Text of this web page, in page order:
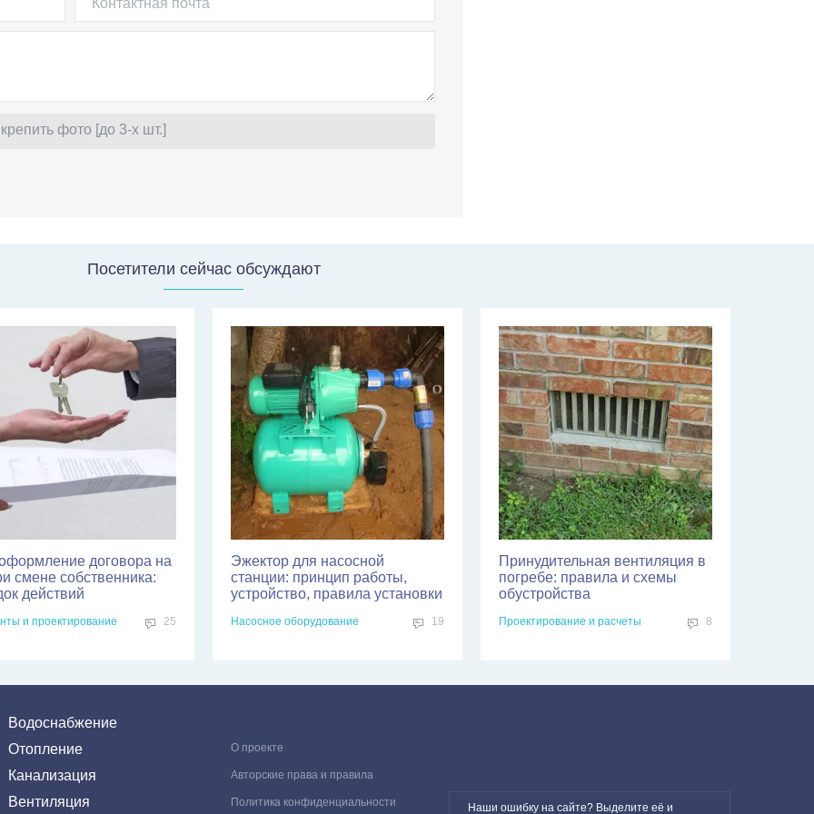
фото [до 3-х шт.]
Посетители сейчас обсуждают
договора на
смене собственника:
действий
и проектирование 25
Эжектор для насосной
станции: принцип работы,
устройство, правила установки
Насосное оборудование 19
Принудительная вентиляция в
погребе: правила и схемы
обустройства
Проектирование и расчеты 8
Водоснабжение
Отопление
Канализация
Вентиляция
О проекте
Авторские права и правила
Политика конфиденциальности Наши ошибку на сайте? Выделите её и